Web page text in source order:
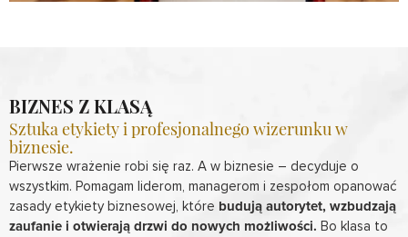
BIZNES Z KLASĄ
Sztuka etykiety i profesjonalnego wizerunku w
biznesie.
Pierwsze wrażenie robi się raz. A w biznesie – decyduje o
wszystkim. Pomagam liderom, managerom i zespołom opanować
zasady etykiety biznesowej, które budują autorytet, wzbudzają
zaufanie i otwierają drzwi do nowych możliwości. Bo klasa to